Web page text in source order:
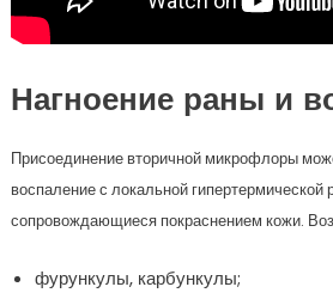
Нагноение раны и
Присоединение вторичной микрофлоры
воспаление с локальной гипертермической
сопровождающиеся покраснением кожи.
фурункулы, карбункулы;